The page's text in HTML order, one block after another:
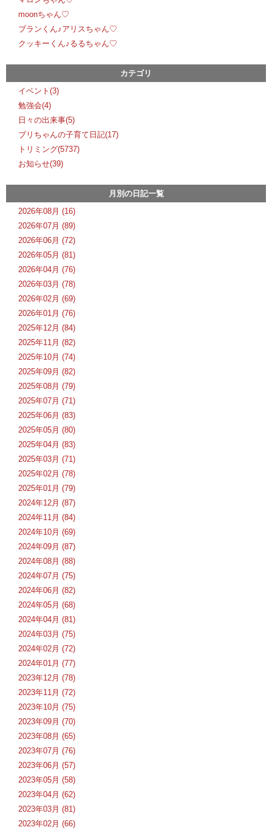
moonちゃん♡
ブランくん♪アリスちゃん♡
クッキーくん♪るるちゃん♡
カテゴリ
イベント(3)
勉強会(4)
日々の出来事(5)
ブリちゃんの子育て日記(17)
トリミング(5737)
お知らせ(39)
月別の日記一覧
2026年08月 (16)
2026年07月 (89)
2026年06月 (72)
2026年05月 (81)
2026年04月 (76)
2026年03月 (78)
2026年02月 (69)
2026年01月 (76)
2025年12月 (84)
2025年11月 (82)
2025年10月 (74)
2025年09月 (82)
2025年08月 (79)
2025年07月 (71)
2025年06月 (83)
2025年05月 (80)
2025年04月 (83)
2025年03月 (71)
2025年02月 (78)
2025年01月 (79)
2024年12月 (87)
2024年11月 (84)
2024年10月 (69)
2024年09月 (87)
2024年08月 (88)
2024年07月 (75)
2024年06月 (82)
2024年05月 (68)
2024年04月 (81)
2024年03月 (75)
2024年02月 (72)
2024年01月 (77)
2023年12月 (78)
2023年11月 (72)
2023年10月 (75)
2023年09月 (70)
2023年08月 (65)
2023年07月 (76)
2023年06月 (57)
2023年05月 (58)
2023年04月 (62)
2023年03月 (81)
2023年02月 (66)